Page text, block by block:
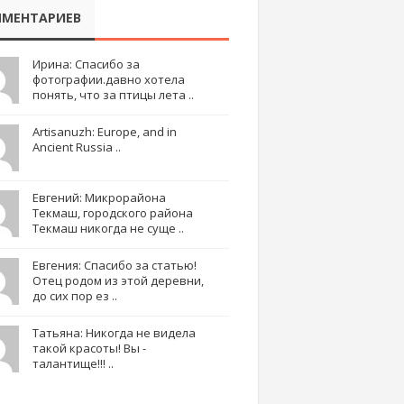
Ирина: Спасибо за
фотографии.давно хотела
понять, что за птицы лета ..
Artisanuzh: Europe, and in
Ancient Russia ..
Евгений: Микрорайона
Текмаш, городского района
Текмаш никогда не суще ..
Евгения: Спасибо за статью!
Отец родом из этой деревни,
до сих пор ез ..
Татьяна: Никогда не видела
такой красоты! Вы -
талантище!!! ..